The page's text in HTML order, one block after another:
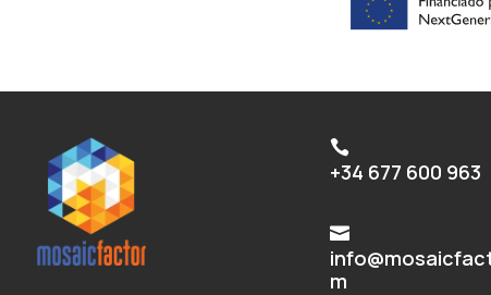

+34 677 600 963

m